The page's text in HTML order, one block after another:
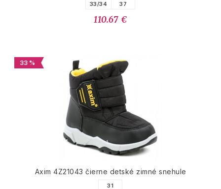
33/34 37
110.67 €
33 %
Axim 4Z21043 čierne detské zimné snehule
31